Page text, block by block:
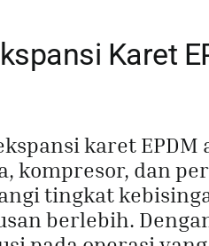
Karet
karet EPDM
kompresor, dan
tingkat
berlebih.